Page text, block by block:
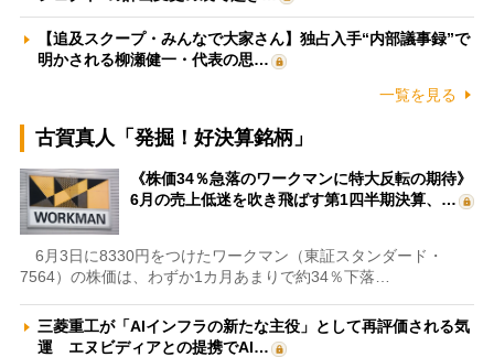
【追及スクープ・みんなで大家さん】独占入手“内部議事録”で
明かされる柳瀬健一・代表の思…
一覧を見る
古賀真人「発掘！好決算銘柄」
《株価34％急落のワークマンに特大反転の期待》
6月の売上低迷を吹き飛ばす第1四半期決算、…
6月3日に8330円をつけたワークマン（東証スタンダード・
7564）の株価は、わずか1カ月あまりで約34％下落…
三菱重工が「AIインフラの新たな主役」として再評価される気
運 エヌビディアとの提携でAI…